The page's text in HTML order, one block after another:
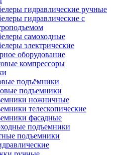
гидравлические ручные
гидравлические с
самоходные
электрические
оборудование
компрессоры
подъёмники
подъемники
ножничные
телескопические
фасадные
подъемники
подъемники